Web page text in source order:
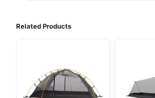
Related Products